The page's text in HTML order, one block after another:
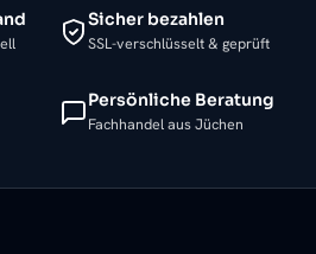
Sicher bezahlen
SSL-verschlüsselt & geprüft
Persönliche Beratung
Fachhandel aus Jüchen